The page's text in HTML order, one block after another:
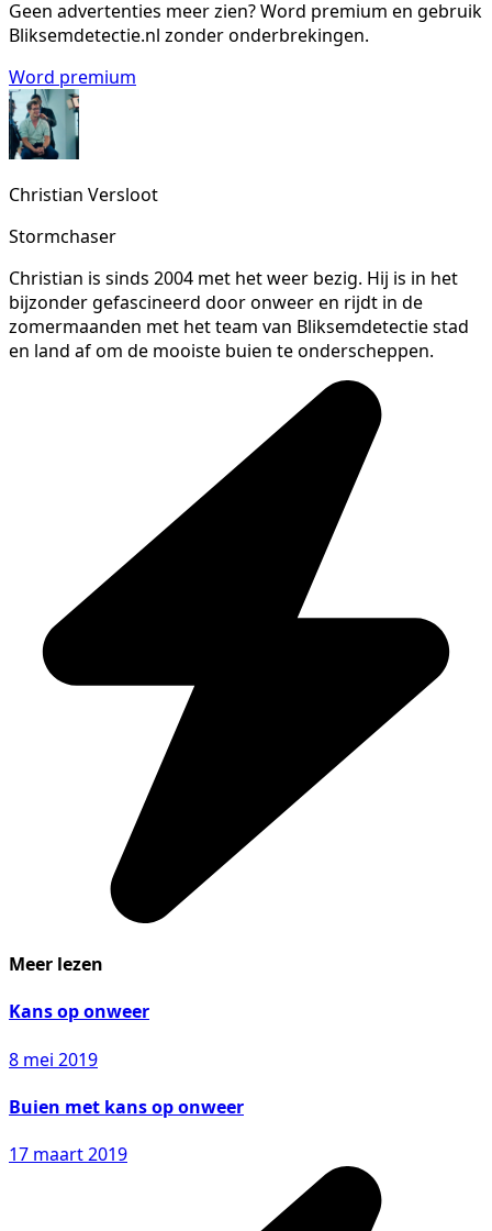
Geen advertenties meer zien?Word premium en gebruik
Bliksemdetectie.nl zonder onderbrekingen.
Word premium
Christian Versloot
Stormchaser
Christian is sinds 2004 met het weer bezig. Hij is in het
bijzonder gefascineerd door onweer en rijdt in de
zomermaanden met het team van Bliksemdetectie stad
en land af om de mooiste buien te onderscheppen.
Meer lezen
Kans op onweer
8 mei 2019
Buien met kans op onweer
17 maart 2019